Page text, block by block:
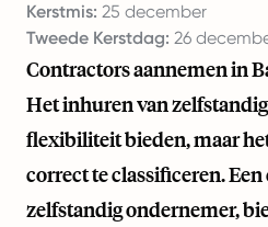
Kerstmis: 25 december
Tweede Kerstdag: 26
Contractors aannemen in
Het inhuren van
flexibiliteit bieden, maar
correct te classificeren.
zelfstandig ondernemer,